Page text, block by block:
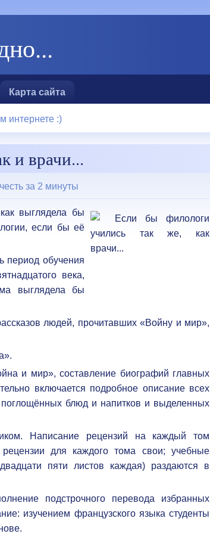
Карта сайта
интернете :)
и врачи...
за 2 минуты
выглядела бы
если бы её
период обучения
века,
выглядела бы
людей, прочитавших «Войну и мир»,
и мир», составление биографий главных
включается подробное описание всех
поглощённых блюд и напитков и выделенных
Написание рецензий на каждый том
для каждого тома свои; учебные
пяти листов каждая) раздаются в
подстрочного перевода избранных
изучением французского языка студенты